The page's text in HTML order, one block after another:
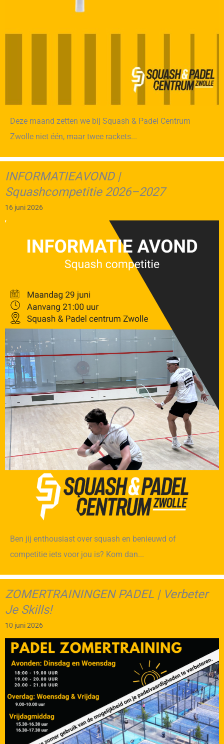
Deze maand zetten we bij Squash & Padel Centrum
Zwolle niet één, maar twee rackets...
INFORMATIEAVOND |
Squashcompetitie 2026–2027
16 juni 2026
Ben jij enthousiast over squash en benieuwd of
competitie iets voor jou is? Kom dan...
ZOMERTRAININGEN PADEL | Verbeter
Je Skills!
10 juni 2026